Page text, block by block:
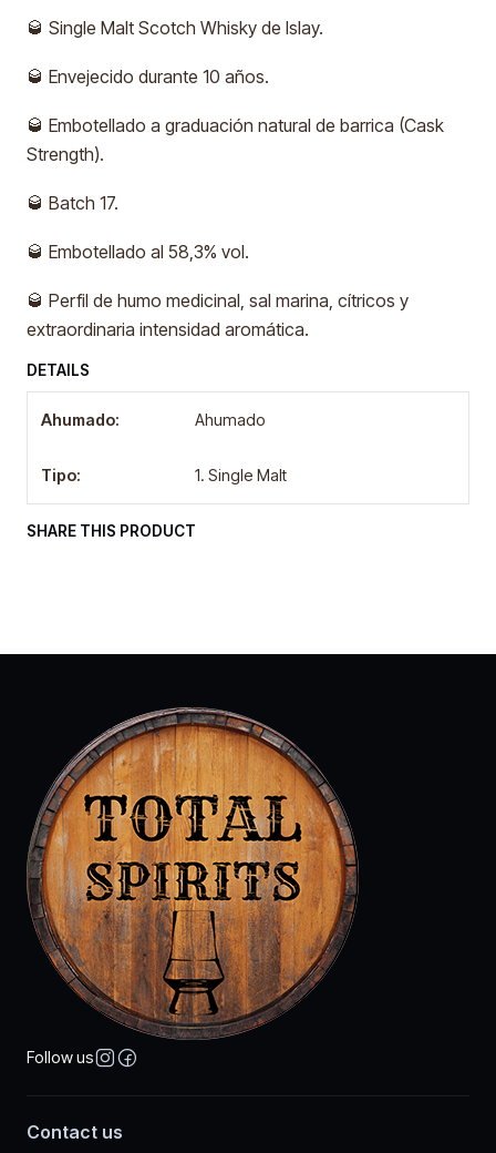
🥃 Single Malt Scotch Whisky de Islay.
🥃 Envejecido durante 10 años.
🥃 Embotellado a graduación natural de barrica (Cask
Strength).
🥃 Batch 17.
🥃 Embotellado al 58,3% vol.
🥃 Perfil de humo medicinal, sal marina, cítricos y
extraordinaria intensidad aromática.
DETAILS
Ahumado: Ahumado
Tipo: 1. Single Malt
SHARE THIS PRODUCT
Follow us
Contact us